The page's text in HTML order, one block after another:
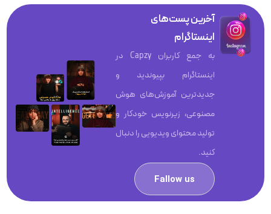
آخرین پست‌های
اینستاگرام
به جمع کاربران Capzy در
اینستاگرام بپیوندید و
جدیدترین آموزش‌های هوش
مصنوعی، زیرنویس خودکار و
تولید محتوای ویدیویی را دنبال
کنید.
Fallow us